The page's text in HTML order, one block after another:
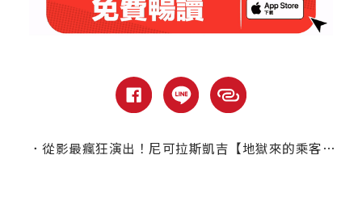
． 從影最瘋狂演出！尼可拉斯凱吉【地獄來的乘客】每天狂叩導演